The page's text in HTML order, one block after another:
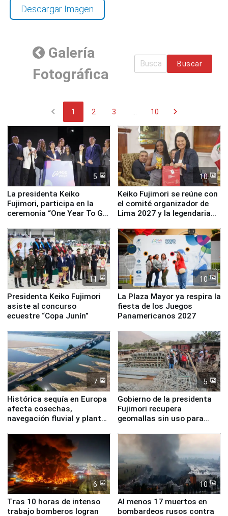
Descargar Imagen
Galería
Fotográfica
Buscar
chevron_left 1 2 3 10 chevron_right
5
La presidenta Keiko
Fujimori, participa en la
ceremonia “One Year To Go
10
Keiko Fujimori se reúne con
el comité organizador de
Lima 2027 y la legendaria
11
Presidenta Keiko Fujimori
asiste al concurso
ecuestre “Copa Junín”
10
La Plaza Mayor ya respira la
fiesta de los Juegos
Panamericanos 2027
7
Histórica sequía en Europa
afecta cosechas,
navegación fluvial y plantas
5
Gobierno de la presidenta
Fujimori recupera
geomallas sin uso para
Fenómeno El Niño
6
Tras 10 horas de intenso
trabajo bomberos logran
10
Al menos 17 muertos en
bombardeos rusos contra